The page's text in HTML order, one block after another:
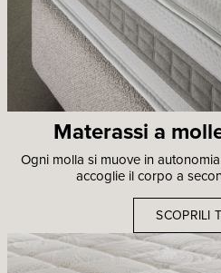
Materassi a
Ogni molla si muove in
accoglie il corpo a
SCOPRILI